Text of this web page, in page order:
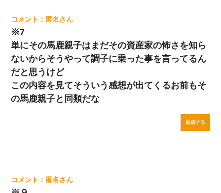
匿名
※7
単にその馬鹿親子はまだその資産家の怖さを知ら
ないからそうやって調子に乗った事を言ってるん
だと思うけど
この内容を見てそういう感想が出てくるお前もそ
の馬鹿親子と同類だな
返信する
匿名